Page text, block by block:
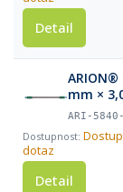
Detail
ARION®
mm ×
ARI-
dotaz
Detail